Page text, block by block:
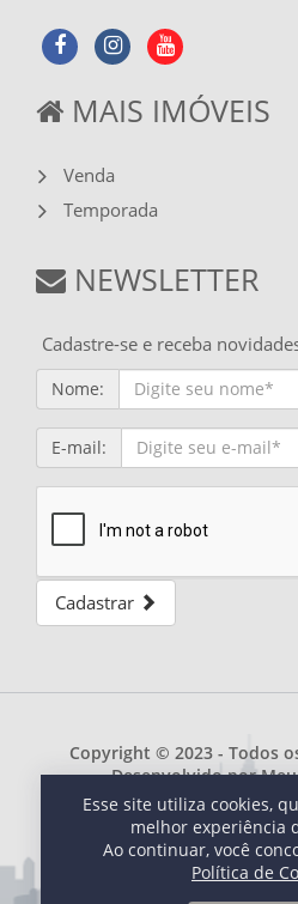
Esse site utiliza cookies,
melhor experiência
Ao continuar, você
Política de
MAIS IMÓVEIS
Venda
Temporada
NEWSLETTER
Cadastre-se e receba
Nome:
E-mail:
Cadastrar
Copyright © 2023 - Todos
Desenvolvido por